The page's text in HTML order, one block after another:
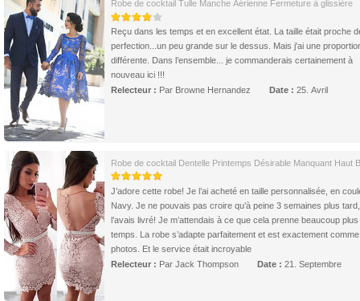
Robe de cocktail Tulle Manche Aérienne Fermeture à glissière
Reçu dans les temps et en excellent état. La taille était proche
perfection...un peu grande sur le dessus. Mais j'ai une
différente. Dans l’ensemble... je commanderais certainement à
nouveau ici !!!
Relecteur : Par Browne Hernandez Date : 25. Avril
Robe de cocktail Dentelle Printemps Désirable Manquant Haut
J’adore cette robe! Je l’ai acheté en taille personnalisée, en
Navy. Je ne pouvais pas croire qu’à peine 3 semaines plus
l’avais livré! Je m’attendais à ce que cela prenne beaucoup plus
temps. La robe s’adapte parfaitement et est exactement
photos. Et le service était incroyable
Relecteur : Par Jack Thompson Date : 21. Septembre